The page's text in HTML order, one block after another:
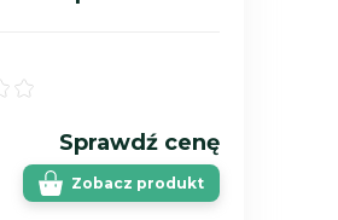
Sprawdź cenę
Zobacz produkt